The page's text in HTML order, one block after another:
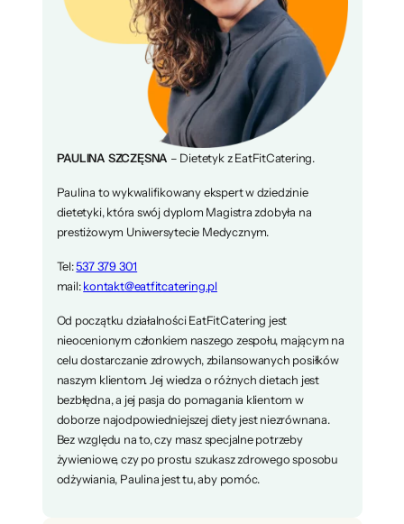
PAULINA SZCZĘSNA – Dietetyk z EatFitCatering.
Paulina to wykwalifikowany ekspert w dziedzinie
dietetyki, która swój dyplom Magistra zdobyła na
prestiżowym Uniwersytecie Medycznym.
Tel:537 379 301
mail:kontakt@eatfitcatering.pl
Od początku działalności EatFitCatering jest
nieocenionym członkiem naszego zespołu, mającym na
celu dostarczanie zdrowych, zbilansowanych posiłków
naszym klientom. Jej wiedza o różnych dietach jest
bezbłędna, a jej pasja do pomagania klientom w
doborze najodpowiedniejszej diety jest niezrównana.
Bez względu na to, czy masz specjalne potrzeby
żywieniowe, czy po prostu szukasz zdrowego sposobu
odżywiania, Paulina jest tu, aby pomóc.